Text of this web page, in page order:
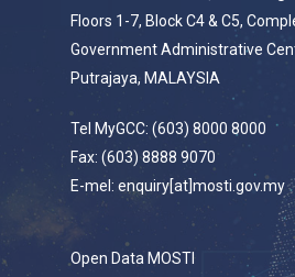
Floors 1-7, Block C4 & C5,
Government Administrative
Putrajaya, MALAYSIA
Tel MyGCC: (603) 8000 8000
Fax: (603) 8888 9070
E-mel: enquiry[at]mosti.gov.my
Open Data MOSTI